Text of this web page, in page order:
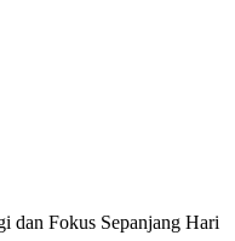
dan Fokus Sepanjang Hari